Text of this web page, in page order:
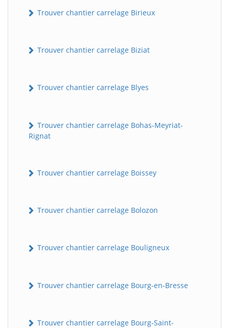
Trouver chantier carrelage Birieux
Trouver chantier carrelage Biziat
Trouver chantier carrelage Blyes
Trouver chantier carrelage Bohas-Meyriat-
Rignat
Trouver chantier carrelage Boissey
Trouver chantier carrelage Bolozon
Trouver chantier carrelage Bouligneux
Trouver chantier carrelage Bourg-en-Bresse
Trouver chantier carrelage Bourg-Saint-